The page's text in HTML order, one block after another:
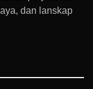
dan lanskap